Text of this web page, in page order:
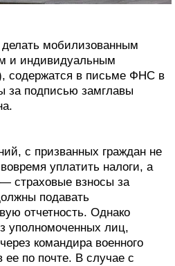
мобилизованным
и индивидуальным
содержатся в письме ФНС в
за подписью замглавы
с призванных граждан не
уплатить налоги, а
страховые взносы за
подавать
отчетность. Однако
уполномоченных лиц,
командира военного
ее по почте. В случае с